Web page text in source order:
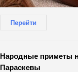
Перейти
Народные приметы
Параскевы